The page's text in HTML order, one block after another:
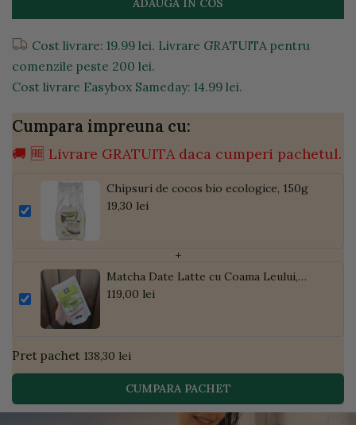
ADAUGA IN COS
Cost livrare: 19.99 lei. Livrare GRATUITA pentru
comenzile peste 200 lei.
Cost livrare Easybox Sameday: 14.99 lei.
Cumpara impreuna cu:
🚚 🆓 Livrare GRATUITA daca cumperi pachetul.
Chipsuri de cocos bio ecologice, 150g
19,30 lei
+
Matcha Date Latte cu Coama Leului,
Pudră de Curmale și Ghimbir, ECO, 300g
119,00 lei
Pret pachet 138,30 lei
CUMPARA PACHET